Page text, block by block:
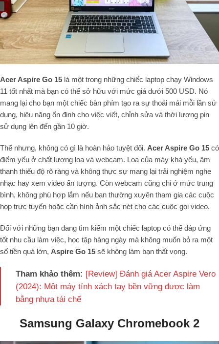
Acer Aspire Go 15 là một trong những chiếc laptop chạy Windows
11 tốt nhất mà bạn có thể sở hữu với mức giá dưới 500 USD. Nó
mang lại cho bạn một chiếc bàn phím tạo ra sự thoải mái mỗi lần sử
dụng, hiệu năng ổn định cho việc viết, chỉnh sửa và thời lượng pin
sử dụng lên đến gần 10 giờ.
Thế nhưng, không có gì là hoàn hảo tuyệt đối. Acer Aspire Go 15 có
điểm yếu ở chất lượng loa và webcam. Loa của máy khá yếu, âm
thanh thiếu độ rõ ràng và không thực sự mang lại trải nghiệm nghe
nhạc hay xem video ấn tượng. Còn webcam cũng chỉ ở mức trung
bình, không phù hợp lắm nếu bạn thường xuyên tham gia các cuộc
họp trực tuyến hoặc cần hình ảnh sắc nét cho các cuộc gọi video.
Đối với những bạn đang tìm kiếm một chiếc laptop có thể đáp ứng
tốt nhu cầu làm việc, học tập hàng ngày mà không muốn bỏ ra một
số tiền quá lớn, Aspire Go 15 sẽ không làm bạn thất vọng.
Tham khảo thêm: [Review] Đánh giá Acer Aspire Vero
(2024): Một máy tính xách tay bền vững được làm
bằng nhựa tái chế
Samsung Galaxy Chromebook 2